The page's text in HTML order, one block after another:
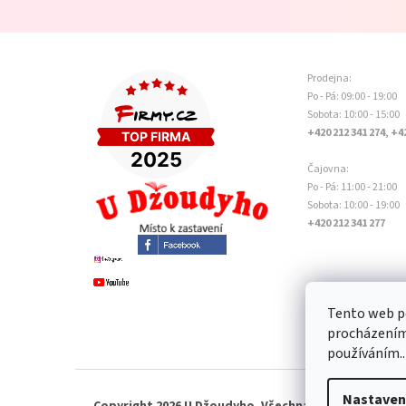
Tento web
Prodejna:
Po - Pá: 09:00 - 19:00
Sobota: 10:00 - 15:00
+420 212 341 274,
Čajovna:
Po - Pá: 11:00 - 21:00
Sobota: 10:00 - 19:00
+420 212 341 277